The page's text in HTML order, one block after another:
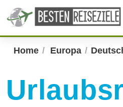
Home Europa